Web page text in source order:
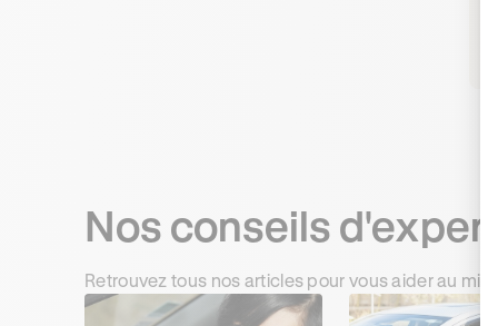
Nos conseils
Retrouvez tous nos articles pour vous aider au